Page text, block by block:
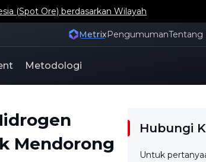
(Spot Ore) berdasarkan Wilayah
MetrixPengumumanTentang
Metodologi
Mendorong
Hubungi
Untuk